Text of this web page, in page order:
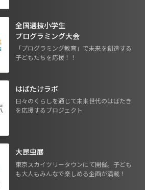
全国選抜小学生
プログラミング大会
「プログラミング教育」で未来を創造する
子どもたちを応援！！
はばたけラボ
日々のくらしを通じて未来世代のはばたき
を応援するプロジェクト
大昆虫展
東京スカイツリータウンにて開催。子ども
も大人もみんなで楽しめる企画が満載！